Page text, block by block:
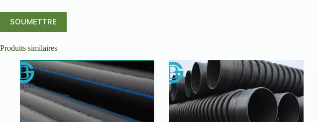
Produits similaires